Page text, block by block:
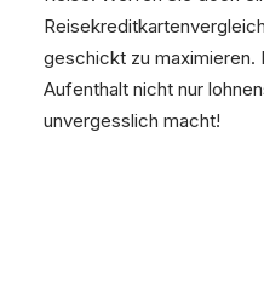
geschickt zu maximieren.
Aufenthalt nicht nur
unvergesslich macht!